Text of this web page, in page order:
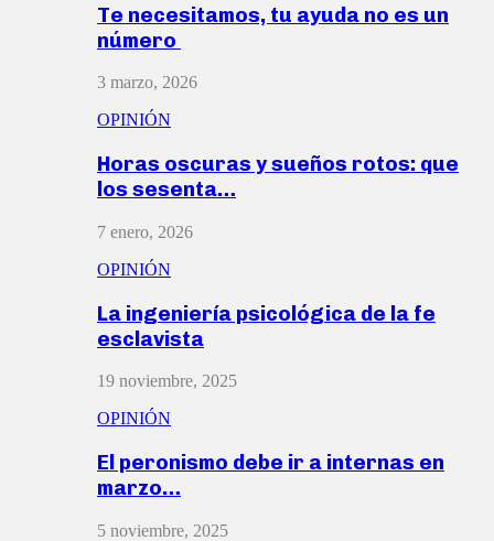
Te necesitamos, tu ayuda no es un
número
3 marzo, 2026
OPINIÓN
Horas oscuras y sueños rotos: que
los sesenta…
7 enero, 2026
OPINIÓN
La ingeniería psicológica de la fe
esclavista
19 noviembre, 2025
OPINIÓN
El peronismo debe ir a internas en
marzo…
5 noviembre, 2025